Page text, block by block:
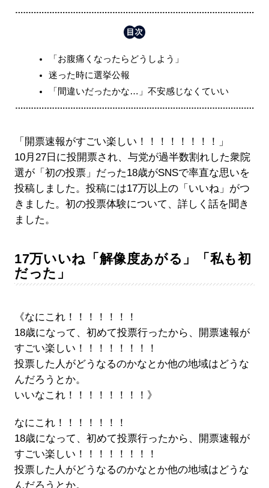
「お腹痛くなったらどうしよう」
迷った時に選挙公報
「間違いだったかな…」不安感じなくていい
「開票速報がすごい楽しい！！！！！！！！」
10月27日に投開票され、与党が過半数割れした衆院
選が「初の投票」だった18歳がSNSで率直な思いを
投稿しました。投稿には17万以上の「いいね」がつ
きました。初の投票体験について、詳しく話を聞き
ました。
17万いいね「解像度あがる」「私も初
だった」
《なにこれ！！！！！！！
18歳になって、初めて投票行ったから、開票速報が
すごい楽しい！！！！！！！！
投票した人がどうなるのかなとか他の地域はどうな
んだろうとか。
いいなこれ！！！！！！！！》
なにこれ！！！！！！！
18歳になって、初めて投票行ったから、開票速報が
すごい楽しい！！！！！！！！
投票した人がどうなるのかなとか他の地域はどうな
んだろうとか。